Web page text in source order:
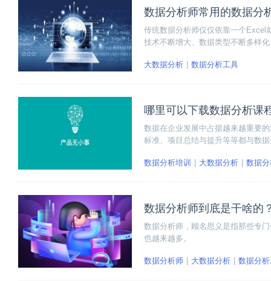
数据分析师常用的数据分
传统数据分析师仅仅依靠一个Excel
技术不断增大、数据类型不断多样
大数据分析 数据分析工具
哪里可以下载数据分析课
数据在企业发展中占据越来越重要
标准、项目总结与提升等等都与数
数据分析培训
大数据分析 数据
数据分析师到底是干啥的
数据分析师，顾名思义是指那些专
也越来越多。
数据分析师 大数据分析 数据分